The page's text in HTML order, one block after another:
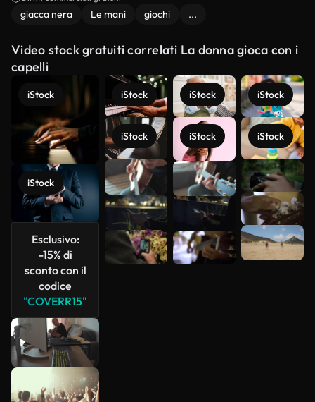
giacca nera Le mani giochi ...
Video stock gratuiti correlati La donna gioca con i
capelli
iStock
iStock
Esclusivo:
-15% di
sconto con il
codice
"COVERR15"
iStock
iStock
iStock
iStock
iStock
iStock
Scopri di
più